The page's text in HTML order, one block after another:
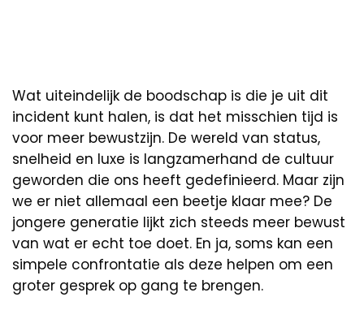
Wat uiteindelijk de boodschap is die je uit dit
incident kunt halen, is dat het misschien tijd is
voor meer bewustzijn. De wereld van status,
snelheid en luxe is langzamerhand de cultuur
geworden die ons heeft gedefinieerd. Maar zijn
we er niet allemaal een beetje klaar mee? De
jongere generatie lijkt zich steeds meer bewust
van wat er echt toe doet. En ja, soms kan een
simpele confrontatie als deze helpen om een
groter gesprek op gang te brengen.